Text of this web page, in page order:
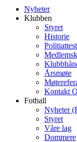
Nyheter
Klubben
Styret
Historie
Politiattest
Årsmøte
Kontakt
Fotball
Nyheter
Styret
Våre lag
Dommere